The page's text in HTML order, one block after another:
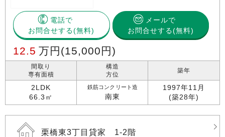
電話で
お問合せする
メールで
お問合せする(無料)
12.5 万円 (15,000円)
間取り
専有面積
2LDK
66.3㎡
構造
方位
鉄筋コンクリート造
南東
築年
1997年11月
(築28年)
栗橋東3丁目貸家 1-2階